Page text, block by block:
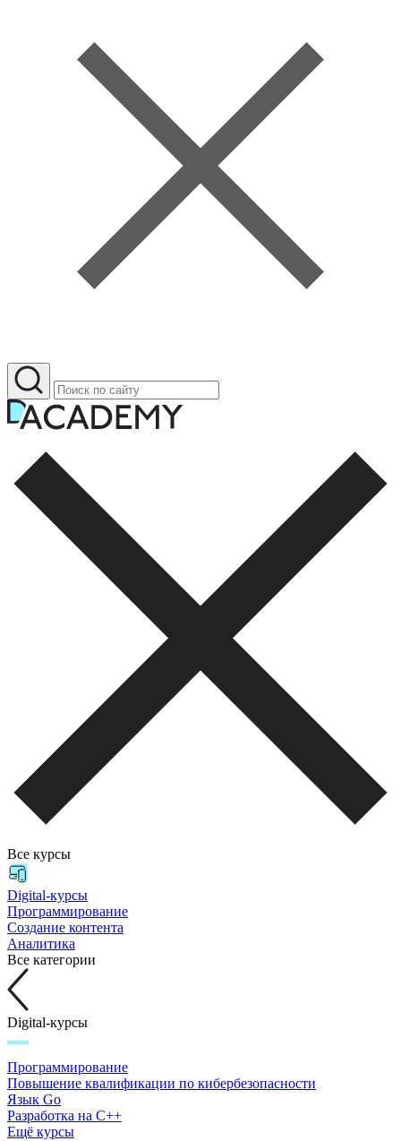
Все курсы
Digital-курсы
Программирование
Создание контента
Аналитика
Все категории
Digital-курсы
Программирование
Повышение квалификации по кибербезопасности
Язык Go
Разработка на C++
Ещё курсы